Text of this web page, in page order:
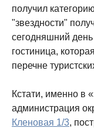
получил
"звездности"
сегодняшний
гостиница,
перечне
Кстати, именно в
администрация
Кленовая 1/3,